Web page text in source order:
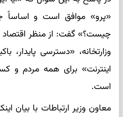
«پرو» موافق است و اساساً
چیست؟» گفت: از منظر اقتصاد
وزارتخانه، «دسترسی پایدار،
اینترنت» برای همه مردم و
است.
معاون وزیر ارتباطات با بیان